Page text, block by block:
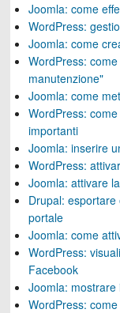
Joomla: come
WordPress:
Joomla: come
WordPress:
manutenzione"
Joomla: come
WordPress:
importanti
Joomla: inserire
WordPress:
Joomla: attivare
Drupal:
portale
Joomla: come
WordPress:
Facebook
Joomla: mostrare
WordPress: